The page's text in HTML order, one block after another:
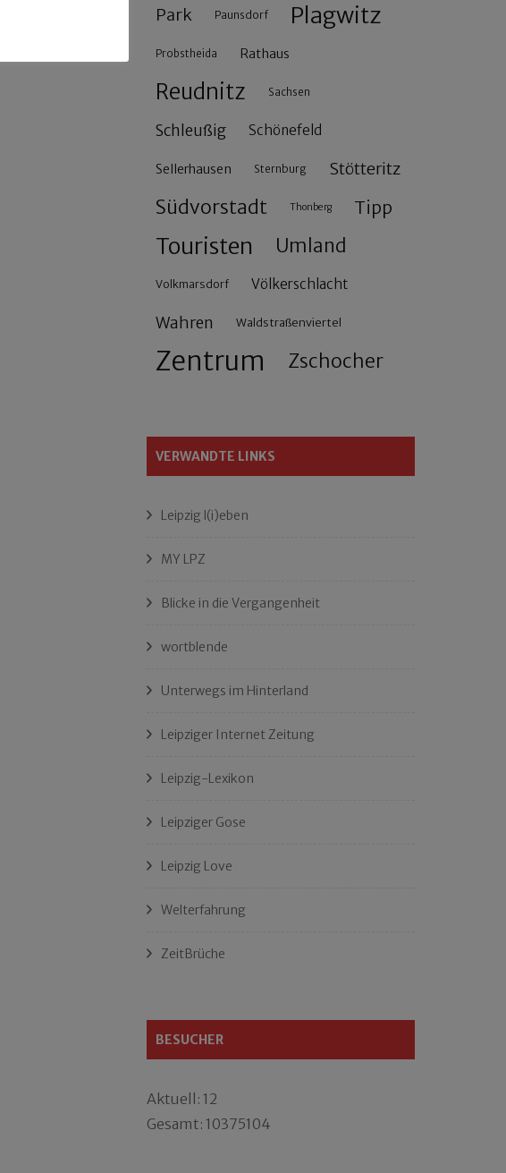
Park Paunsdorf Plagwitz
Probstheida Rathaus
Reudnitz Sachsen
Schleußig Schönefeld
Sellerhausen Sternburg Stötteritz
Südvorstadt Thonberg Tipp
Touristen Umland
Volkmarsdorf Völkerschlacht
Wahren Waldstraßenviertel
Zentrum Zschocher
VERWANDTE LINKS
Leipzig l(i)eben
MY LPZ
Blicke in die Vergangenheit
wortblende
Unterwegs im Hinterland
Leipziger Internet Zeitung
Leipzig-Lexikon
Leipziger Gose
Leipzig Love
Welterfahrung
ZeitBrüche
BESUCHER
Aktuell: 12
Gesamt: 10375104